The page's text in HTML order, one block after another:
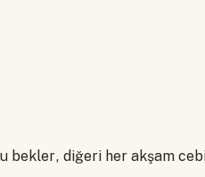
bekler, diğeri her akşam